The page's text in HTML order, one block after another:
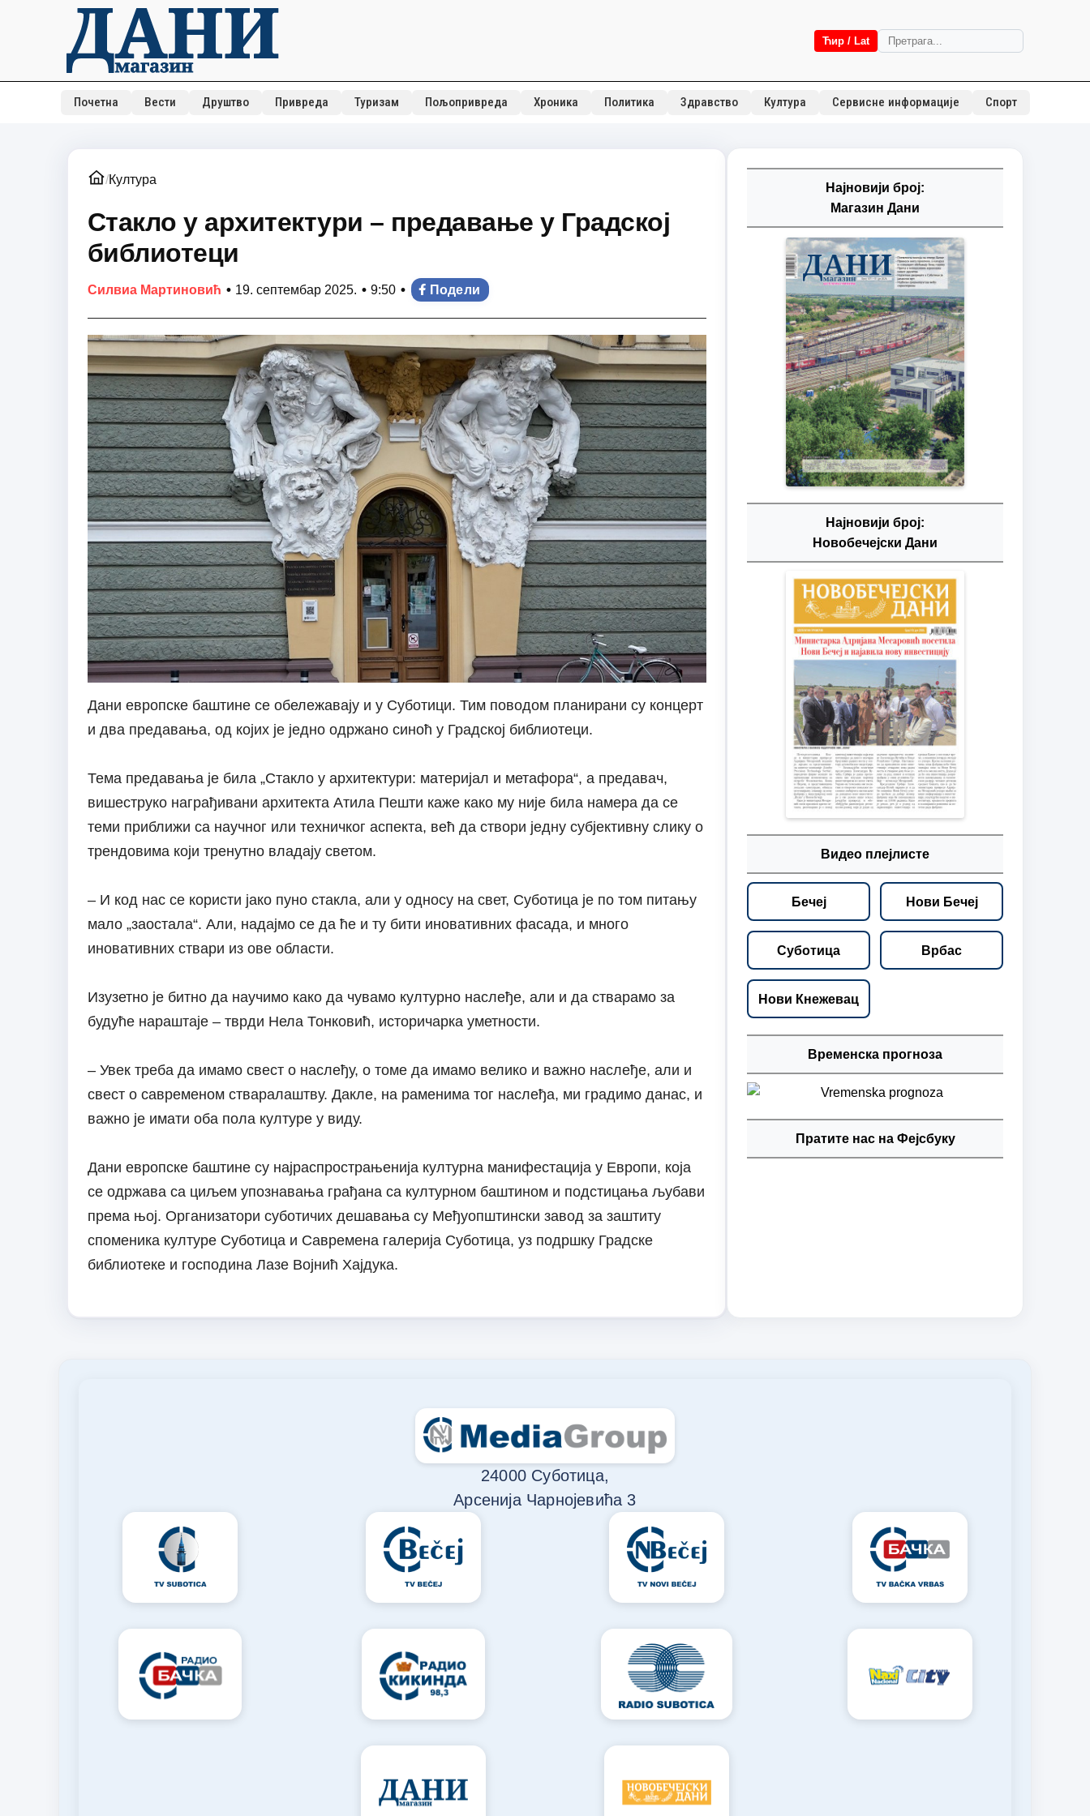
Ћир / Lat
Почетна Вести Друштво Привреда Туризам Пољопривреда Хроника Политика Здравство Култура Сервисне информације Спорт
/Култура
Стакло у архитектури – предавање у Градској
библиотеци
Силвиа Мартиновић • 19. септембар 2025. • 9:50 • Подели
Дани европске баштине се обележавају и у Суботици. Тим поводом планирани су концерт
и два предавања, од којих је једно одржано синоћ у Градској библиотеци.
Тема предавања је била „Стакло у архитектури: материјал и метафора“, а предавач,
вишеструко награђивани архитекта Атила Пешти каже како му није била намера да се
теми приближи са научног или техничког аспекта, већ да створи једну субјективну слику о
трендовима који тренутно владају светом.
– И код нас се користи јако пуно стакла, али у односу на свет, Суботица је по том питању
мало „заостала“. Али, надајмо се да ће и ту бити иновативних фасада, и много
иновативних ствари из ове области.
Изузетно је битно да научимо како да чувамо културно наслеђе, али и да стварамо за
будуће нараштаје – тврди Нела Тонковић, историчарка уметности.
– Увек треба да имамо свест о наслеђу, о томе да имамо велико и важно наслеђе, али и
свест о савременом стваралаштву. Дакле, на раменима тог наслеђа, ми градимо данас, и
важно је имати оба пола културе у виду.
Дани европске баштине су најраспрострањенија културна манифестација у Европи, која
се одржава са циљем упознавања грађана са културном баштином и подстицања љубави
према њој. Организатори суботичих дешавања су Међуопштински завод за заштиту
споменика културе Суботица и Савремена галерија Суботица, уз подршку Градске
библиотеке и господина Лазе Војнић Хајдука.
Најновији број:
Магазин Дани
Најновији број:
Новобечејски Дани
Видео плејлисте
Бечеј Нови Бечеј
Суботица Врбас
Нови Кнежевац
Временска прогноза
Пратите нас на Фејсбуку
24000 Суботица,
Арсенија Чарнојевића 3